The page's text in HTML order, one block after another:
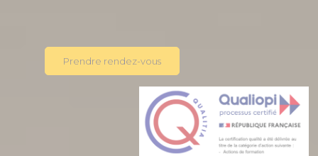
Prendre rendez-vous